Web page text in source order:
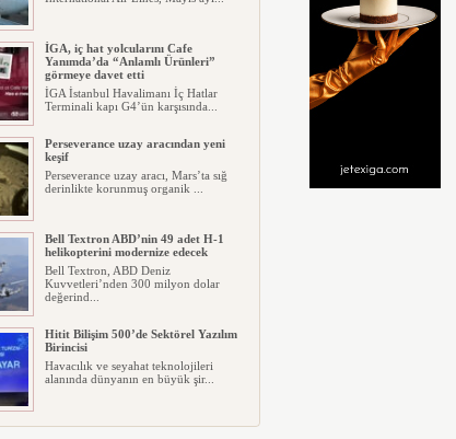
İGA, iç hat yolcularını Cafe
Yanımda’da “Anlamlı Ürünleri”
görmeye davet etti
İGA İstanbul Havalimanı İç Hatlar
Terminali kapı G4’ün karşısında...
Perseverance uzay aracından yeni
keşif
Perseverance uzay aracı, Mars’ta sığ
derinlikte korunmuş organik ...
Bell Textron ABD’nin 49 adet H-1
helikopterini modernize edecek
Bell Textron, ABD Deniz
Kuvvetleri’nden 300 milyon dolar
değerind...
Hitit Bilişim 500’de Sektörel Yazılım
Birincisi
Havacılık ve seyahat teknolojileri
alanında dünyanın en büyük şir...
İberia Havayolu 12 Ağustos’ta özel